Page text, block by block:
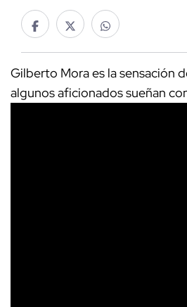
Gilberto Mora es la sensación
algunos aficionados sueñan